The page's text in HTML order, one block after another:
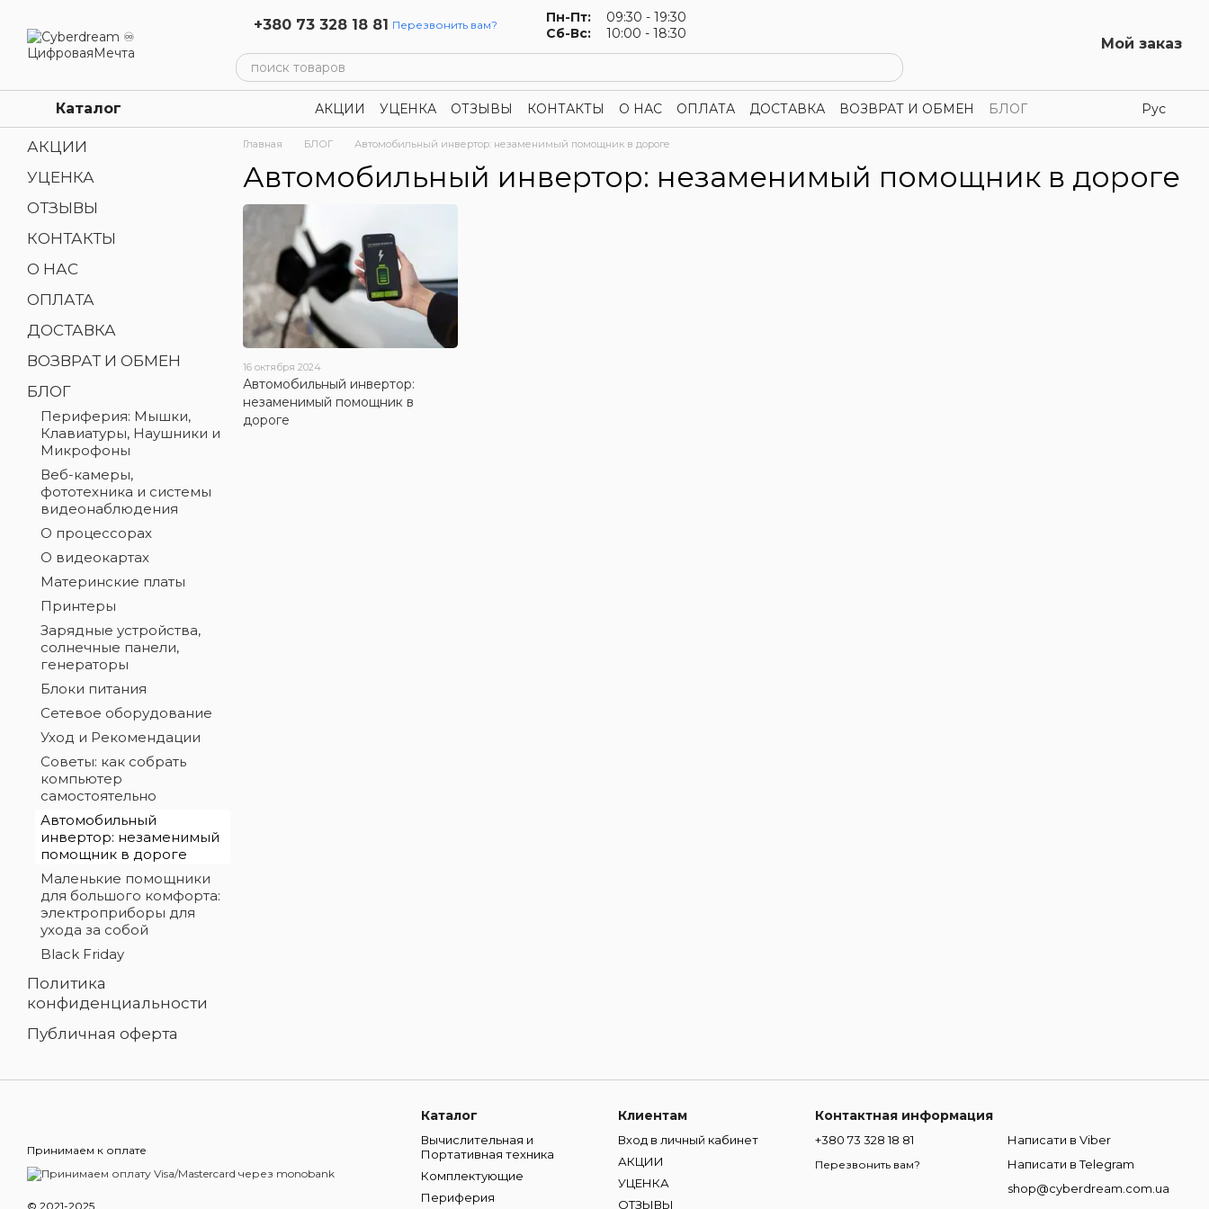
+380 73 328 18 81 Перезвонить вам?
Пн-Пт:
09:30 - 19:30
Сб-Вс:
10:00 - 18:30
Мой заказ
Каталог АКЦИИ УЦЕНКА ОТЗЫВЫ КОНТАКТЫ О НАС ОПЛАТА ДОСТАВКА ВОЗВРАТ И ОБМЕН
БЛОГ
Политика конфиденциальности
Публичная оферта
Рус
Главная БЛОГ Автомобильный инвертор: незаменимый помощник в дороге
Автомобильный инвертор: незаменимый помощник в дороге
16 октября 2024
Автомобильный инвертор:
незаменимый помощник в
дороге
АКЦИИ
УЦЕНКА
ОТЗЫВЫ
КОНТАКТЫ
О НАС
ОПЛАТА
ДОСТАВКА
ВОЗВРАТ И ОБМЕН
БЛОГ
Периферия: Мышки,
Клавиатуры, Наушники и
Микрофоны
Веб-камеры,
фототехника и системы
видеонаблюдения
О процессорах
О видеокартах
Материнские платы
Принтеры
Зарядные устройства,
солнечные панели,
генераторы
Блоки питания
Сетевое оборудование
Уход и Рекомендации
Советы: как собрать
компьютер
самостоятельно
Автомобильный
инвертор: незаменимый
помощник в дороге
Маленькие помощники
для большого комфорта:
электроприборы для
ухода за собой
Black Friday
Политика
конфиденциальности
Публичная оферта
Принимаем к оплате
© 2021-2025
Каталог
Вычислительная и
Портативная техника
Комплектующие
Периферия
Клиентам
Вход в личный кабинет
АКЦИИ
УЦЕНКА
ОТЗЫВЫ
Контактная информация
+380 73 328 18 81
Перезвонить вам?
Написати в Viber
Написати в Telegram
shop@cyberdream.com.ua